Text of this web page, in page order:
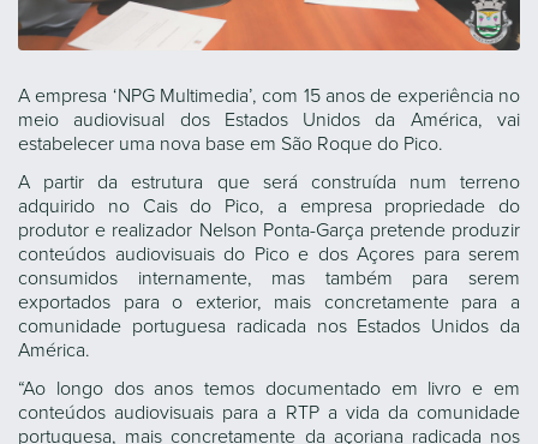
A empresa ‘NPG Multimedia’, com 15 anos de experiência no
meio audiovisual dos Estados Unidos da América, vai
estabelecer uma nova base em São Roque do Pico.
A partir da estrutura que será construída num terreno
adquirido no Cais do Pico, a empresa propriedade do
produtor e realizador Nelson Ponta-Garça pretende produzir
conteúdos audiovisuais do Pico e dos Açores para serem
consumidos internamente, mas também para serem
exportados para o exterior, mais concretamente para a
comunidade portuguesa radicada nos Estados Unidos da
América.
“Ao longo dos anos temos documentado em livro e em
conteúdos audiovisuais para a RTP a vida da comunidade
portuguesa, mais concretamente da açoriana radicada nos